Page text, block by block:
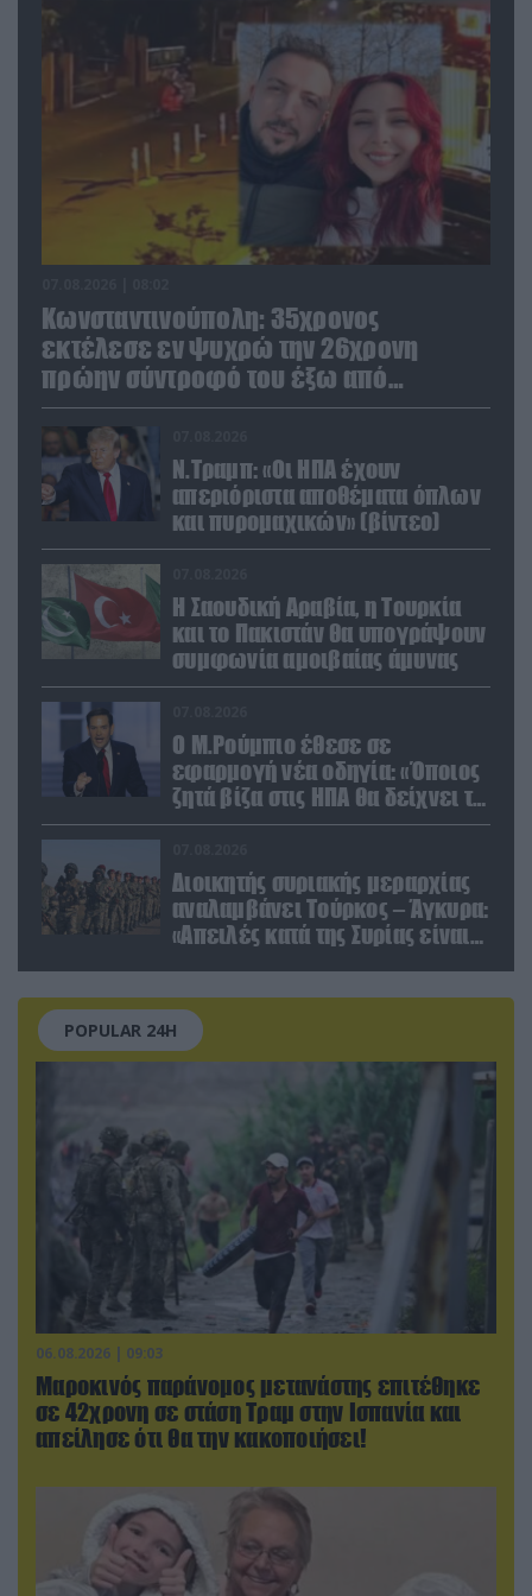
Κωνσταντινούπολη: 35χρονος
εκτέλεσε εν ψυχρώ την 26χρονη
πρώην σύντροφό του έξω από
φαρμακείο (βίντεο)
Ν.Τραμπ: «Οι ΗΠΑ έχουν
απεριόριστα αποθέματα όπλων
και πυρομαχικών» (βίντεο)
Η Σαουδική Αραβία, η Τουρκία
και το Πακιστάν θα υπογράψουν
συμφωνία αμοιβαίας άμυνας
Ο Μ.Ρούμπιο έθεσε σε
εφαρμογή νέα οδηγία: «Όποιος
ζητά βίζα στις ΗΠΑ θα δείχνει τα
social media – Τίποτα κρυφό»
Διοικητής συριακής μεραρχίας
αναλαμβάνει Τούρκος – Άγκυρα:
«Απειλές κατά της Συρίας είναι
POPULAR 24H
06.08.2026 | 09:03
Μαροκινός παράνομος μετανάστης επιτέθηκε
σε 42χρονη σε στάση Τραμ στην Ισπανία και
απείλησε ότι θα την κακοποιήσει!